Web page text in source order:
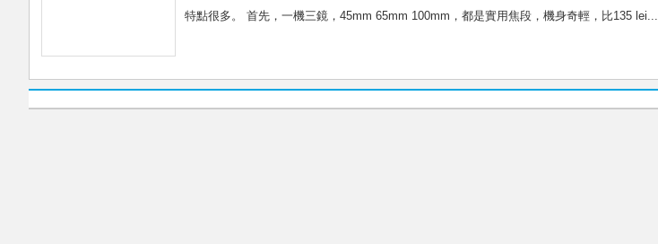
特點很多。 首先，一機三鏡，45mm 65mm 100mm，都是實用焦段，機身奇輕，比135 lei...